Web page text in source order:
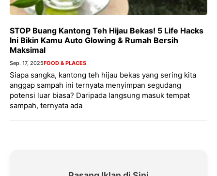
STOP Buang Kantong Teh Hijau Bekas! 5 Life Hacks
Ini Bikin Kamu Auto Glowing & Rumah Bersih
Maksimal
Sep. 17, 2025FOOD & PLACES
Siapa sangka, kantong teh hijau bekas yang sering kita
anggap sampah ini ternyata menyimpan segudang
potensi luar biasa? Daripada langsung masuk tempat
sampah, ternyata ada